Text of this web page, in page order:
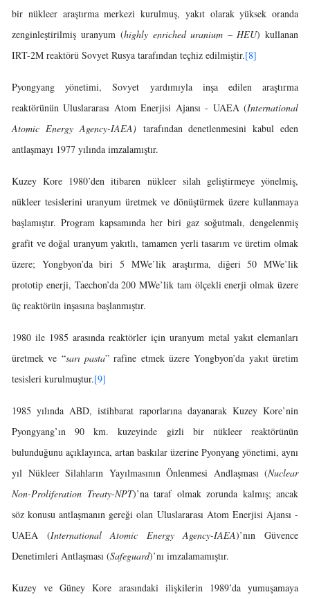
bir nükleer araştırma merkezi kurulmuş, yakıt olarak yüksek oranda
zenginleştirilmiş uranyum (highly enriched uranium – HEU) kullanan
IRT-2M reaktörü Sovyet Rusya tarafından teçhiz edilmiştir.[8]
Pyongyang yönetimi, Sovyet yardımıyla inşa edilen araştırma
reaktörünün Uluslararası Atom Enerjisi Ajansı - UAEA (International
Atomic Energy Agency-IAEA) tarafından denetlenmesini kabul eden
antlaşmayı 1977 yılında imzalamıştır.
Kuzey Kore 1980’den itibaren nükleer silah geliştirmeye yönelmiş,
nükleer tesislerini uranyum üretmek ve dönüştürmek üzere kullanmaya
başlamıştır. Program kapsamında her biri gaz soğutmalı, dengelenmiş
grafit ve doğal uranyum yakıtlı, tamamen yerli tasarım ve üretim olmak
üzere; Yongbyon’da biri 5 MWe’lik araştırma, diğeri 50 MWe’lik
prototip enerji, Taechon’da 200 MWe’lik tam ölçekli enerji olmak üzere
üç reaktörün inşasına başlanmıştır.
1980 ile 1985 arasında reaktörler için uranyum metal yakıt elemanları
üretmek ve “sarı pasta” rafine etmek üzere Yongbyon’da yakıt üretim
tesisleri kurulmuştur.[9]
1985 yılında ABD, istihbarat raporlarına dayanarak Kuzey Kore’nin
Pyongyang’ın 90 km. kuzeyinde gizli bir nükleer reaktörünün
bulunduğunu açıklayınca, artan baskılar üzerine Pyonyang yönetimi, aynı
yıl Nükleer Silahların Yayılmasının Önlenmesi Andlaşması (Nuclear
Non-Proliferation Treaty-NPT)’na taraf olmak zorunda kalmış; ancak
söz konusu antlaşmanın gereği olan Uluslararası Atom Enerjisi Ajansı -
UAEA (International Atomic Energy Agency-IAEA)’nın Güvence
Denetimleri Antlaşması (Safeguard)’nı imzalamamıştır.
Kuzey ve Güney Kore arasındaki ilişkilerin 1989’da yumuşamaya